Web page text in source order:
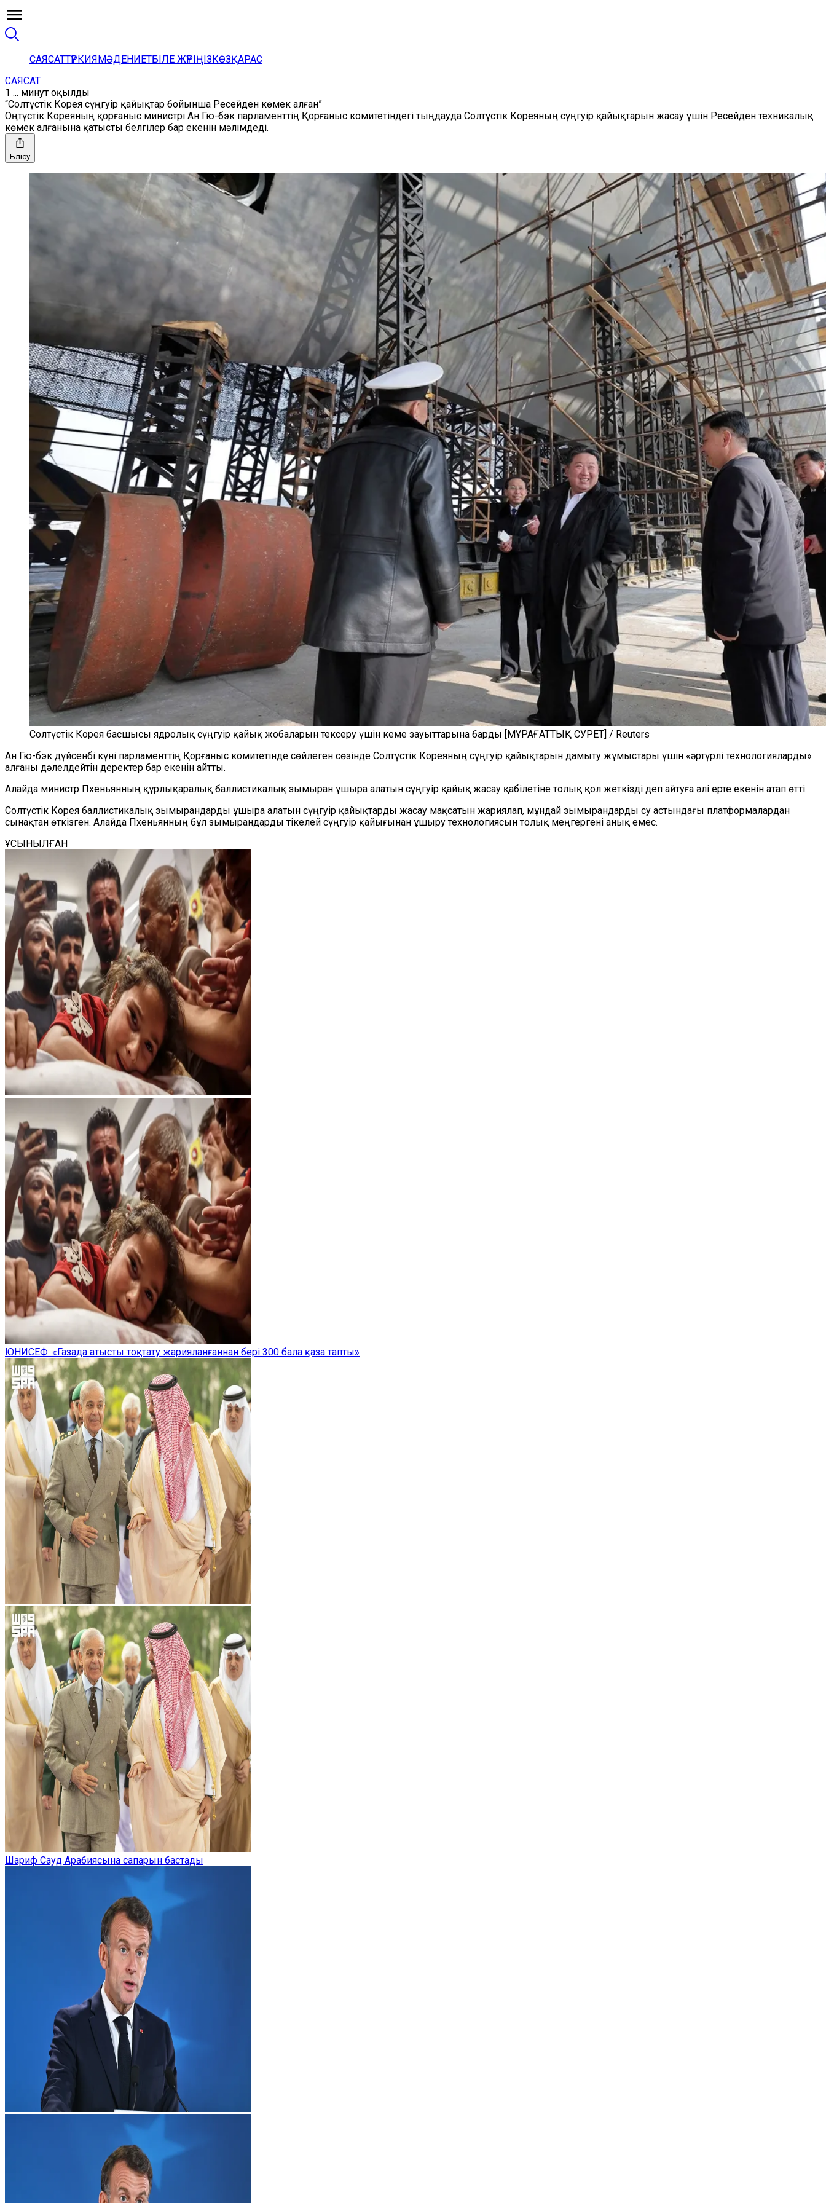
САЯСАТТҮРКИЯМӘДЕНИЕТБІЛЕ ЖҮРІҢІЗКӨЗҚАРАС
САЯСАТ
1 ... минут оқылды
“Солтүстік Корея сүңгуір қайықтар бойынша Ресейден көмек алған”
Оңтүстік Кореяның қорғаныс министрі Ан Гю-бэк парламенттің Қорғаныс комитетіндегі тыңдауда Солтүстік Кореяның сүңгуір қайықтарын жасау үшін Ресейден техникалық
көмек алғанына қатысты белгілер бар екенін мәлімдеді.
Бөлісу
Солтүстік Корея басшысы ядролық сүңгуір қайық жобаларын тексеру үшін кеме зауыттарына барды [МҰРАҒАТТЫҚ СУРЕТ] / Reuters
Ан Гю-бэк дүйсенбі күні парламенттің Қорғаныс комитетінде сөйлеген сөзінде Солтүстік Кореяның сүңгуір қайықтарын дамыту жұмыстары үшін «әртүрлі технологияларды»
алғаны дәлелдейтін деректер бар екенін айтты.
Алайда министр Пхеньянның құрлықаралық баллистикалық зымыран ұшыра алатын сүңгуір қайық жасау қабілетіне толық қол жеткізді деп айтуға әлі ерте екенін атап өтті.
Солтүстік Корея баллистикалық зымырандарды ұшыра алатын сүңгуір қайықтарды жасау мақсатын жариялап, мұндай зымырандарды су астындағы платформалардан
сынақтан өткізген. Алайда Пхеньянның бұл зымырандарды тікелей сүңгуір қайығынан ұшыру технологиясын толық меңгергені анық емес.
ҰСЫНЫЛҒАН
ЮНИСЕФ: «Газада атысты тоқтату жарияланғаннан бері 300 бала қаза тапты»
Шариф Сауд Арабиясына сапарын бастады